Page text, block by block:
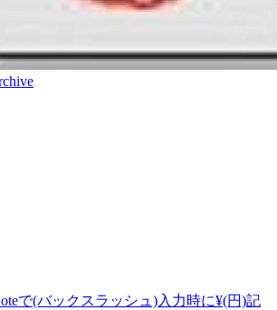
で(バックスラッシュ)入力時に¥(円)記